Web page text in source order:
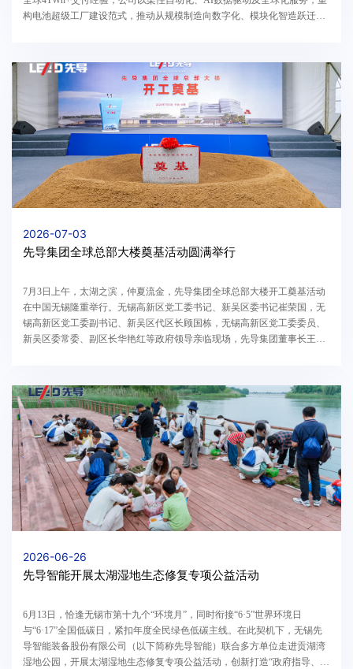
构电池超级工厂建设范式，推动从规模制造向数字化、模块化智造跃迁，
2026-07-03
先导集团全球总部大楼奠基活动圆满举行
7月3日上午，太湖之滨，仲夏流金，先导集团全球总部大楼开工奠基活动
在中国无锡隆重举行。无锡高新区党工委书记、新吴区委书记崔荣国，无
锡高新区党工委副书记、新吴区代区长顾国栋，无锡高新区党工委委员、
新吴区委常委、副区长华艳红等政府领导亲临现场，先导集团董事长王燕
2026-06-26
先导智能开展太湖湿地生态修复专项公益活动
6月13日，恰逢无锡市第十九个“环境月”，同时衔接“6·5”世界环境日
与“6·17”全国低碳日，紧扣年度全民绿色低碳主线。在此契机下，无锡先
导智能装备股份有限公司（以下简称先导智能）联合多方单位走进贡湖湾
湿地公园，开展太湖湿地生态修复专项公益活动，创新打造“政府指导、企